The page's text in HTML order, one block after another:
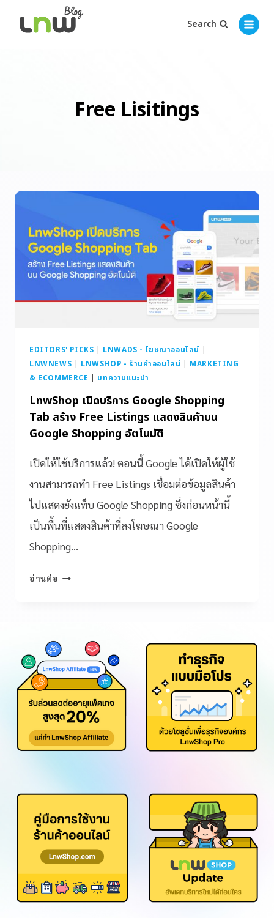
Search
Free Lisitings
EDITORS' PICKS | LNWADS - โฆษณาออนไลน์ |
LNWNEWS | LNWSHOP - ร้านค้าออนไลน์ | MARKETING
& ECOMMERCE | บทความแนะนำ
LnwShop เปิดบริการ Google Shopping
Tab สร้าง Free Listings แสดงสินค้าบน
Google Shopping อัตโนมัติ
เปิดให้ใช้บริการแล้ว! ตอนนี้ Google ได้เปิดให้ผู้ใช้
งานสามารถทำ Free Listings เชื่อมต่อข้อมูลสินค้า
ไปแสดงยังแท็บ Google Shopping ซึ่งก่อนหน้านี้
เป็นพื้นที่แสดงสินค้าที่ลงโฆษณา Google
Shopping…
อ่านต่อ